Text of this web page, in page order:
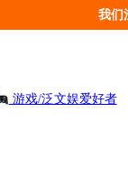
游戏/泛文娱爱好者
我们